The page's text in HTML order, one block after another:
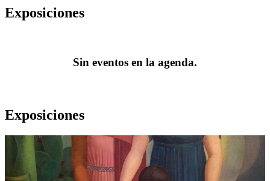
Exposiciones
Sin eventos en la agenda.
Exposiciones